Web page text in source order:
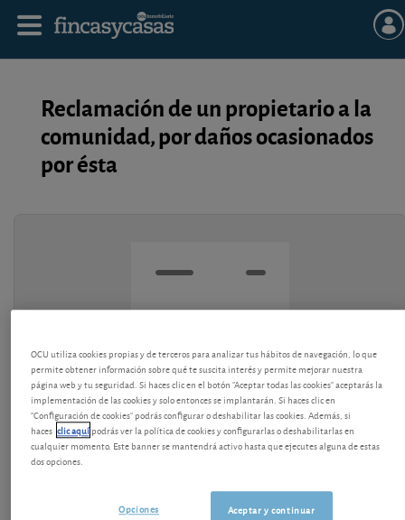
Reclamación de un propietario a la
comunidad, por daños ocasionados
por ésta
Modelo de documentos
OCU utiliza cookies propias y de terceros para analizar tus hábitos de navegación, lo que
permite obtener información sobre qué te suscita interés y permite mejorar nuestra
página web y tu seguridad. Si haces clic en el botón "Aceptar todas las cookies" aceptarás la
implementación de las cookies y solo entonces se implantarán. Si haces clic en
"Configuración de cookies" podrás configurar o deshabilitar las cookies. Además, si
haces clic aquípodrás ver la política de cookies y configurarlas o deshabilitarlas en
cualquier momento. Este banner se mantendrá activo hasta que ejecutes alguna de estas
dos opciones.
Aceptar y continuar
Opciones